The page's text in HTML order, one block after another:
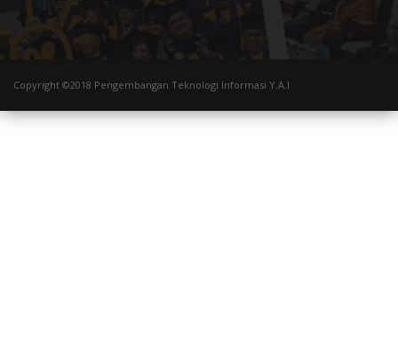
Copyright ©2018 Pengembangan Teknologi Informasi Y.A.I